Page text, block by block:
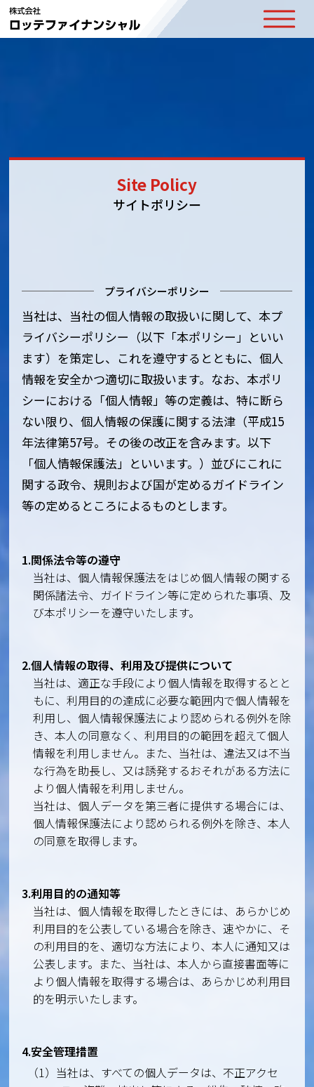
Site Policy
サイトポリシー
プライバシーポリシー
当社は、当社の個人情報の取扱いに関して、本プ
ライバシーポリシー（以下「本ポリシー」といい
ます）を策定し、これを遵守するとともに、個人
情報を安全かつ適切に取扱います。なお、本ポリ
シーにおける「個人情報」等の定義は、特に断ら
ない限り、個人情報の保護に関する法津（平成15
年法律第57号。その後の改正を含みます。以下
「個人情報保護法」といいます。）並びにこれに
関する政令、規則および国が定めるガイドライン
等の定めるところによるものとします。
1.関係法令等の遵守
当社は、個人情報保護法をはじめ個人情報の関する
関係諸法令、ガイドライン等に定められた事項、及
び本ポリシーを遵守いたします。
2.個人情報の取得、利用及び提供について
当社は、適正な手段により個人情報を取得するとと
もに、利用目的の達成に必要な範囲内で個人情報を
利用し、個人情報保護法により認められる例外を除
き、本人の同意なく、利用目的の範囲を超えて個人
情報を利用しません。また、当社は、違法又は不当
な行為を助長し、又は誘発するおそれがある方法に
より個人情報を利用しません。
当社は、個人データを第三者に提供する場合には、
個人情報保護法により認められる例外を除き、本人
の同意を取得します。
3.利用目的の通知等
当社は、個人情報を取得したときには、あらかじめ
利用目的を公表している場合を除き、速やかに、そ
の利用目的を、適切な方法により、本人に通知又は
公表します。また、当社は、本人から直接書面等に
より個人情報を取得する場合は、あらかじめ利用目
的を明示いたします。
4.安全管理措置
（1）当社は、すべての個人データは、不正アクセ